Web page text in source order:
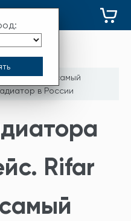
Rifar Base - самый
в России
Rifar